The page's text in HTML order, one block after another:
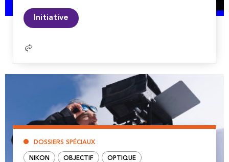
Initiative
DOSSIERS SPÉCIAUX
NIKON OBJECTIF OPTIQUE